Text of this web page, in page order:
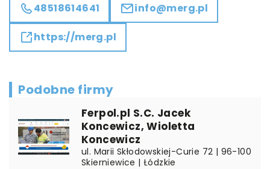
48518614641 info@merg.pl
https://merg.pl
Podobne firmy
Ferpol.pl S.C. Jacek
Koncewicz, Wioletta
Koncewicz
ul. Marii Skłodowskiej-Curie 72 | 96-100
Skierniewice | Łódzkie